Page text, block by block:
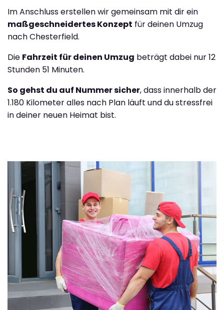
Im Anschluss erstellen wir gemeinsam mit dir ein
maßgeschneidertes Konzept für deinen Umzug
nach Chesterfield.
Die Fahrzeit für deinen Umzug beträgt dabei nur 12
Stunden 51 Minuten.
So gehst du auf Nummer sicher, dass innerhalb der
1.180 Kilometer alles nach Plan läuft und du stressfrei
in deiner neuen Heimat bist.